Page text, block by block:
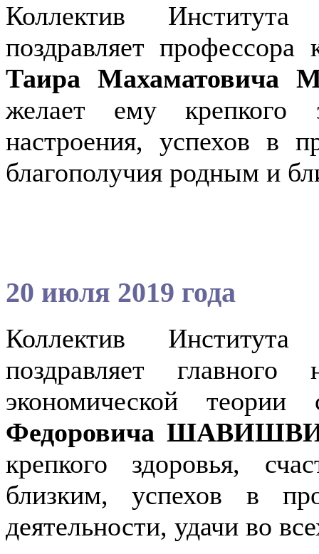
Коллектив
поздравляет
Таира
желает ему крепкого
настроения, успехов в
благополучия родным и
20 июля 2019 года
Коллектив
поздравляет главного
экономической
Федоровича
крепкого здоровья,
близким, успехов в
деятельности, удачи во